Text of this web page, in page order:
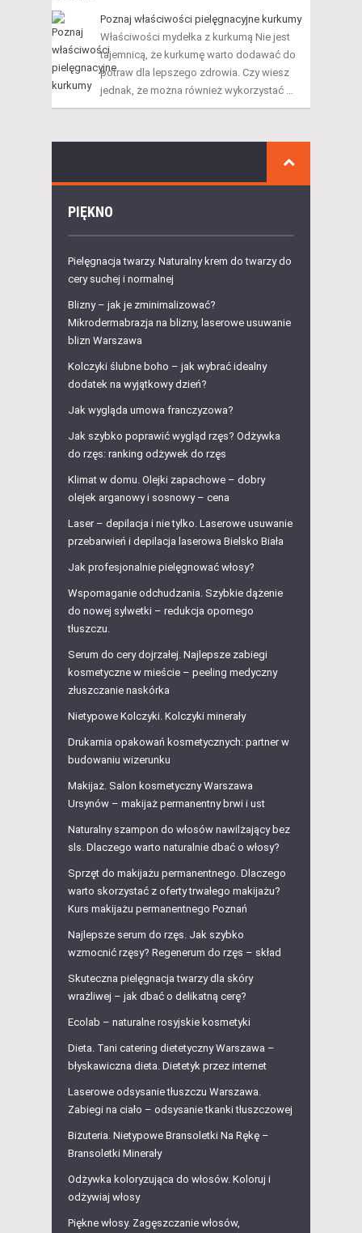
Poznaj właściwości pielęgnacyjne kurkumy
Właściwości mydełka z kurkumą Nie jest
tajemnicą, że kurkumę warto dodawać do
potraw dla lepszego zdrowia. Czy wiesz
jednak, że można również wykorzystać …
PIĘKNO
Pielęgnacja twarzy. Naturalny krem do twarzy do
cery suchej i normalnej
Blizny – jak je zminimalizować?
Mikrodermabrazja na blizny, laserowe usuwanie
blizn Warszawa
Kolczyki ślubne boho – jak wybrać idealny
dodatek na wyjątkowy dzień?
Jak wygląda umowa franczyzowa?
Jak szybko poprawić wygląd rzęs? Odżywka
do rzęs: ranking odżywek do rzęs
Klimat w domu. Olejki zapachowe – dobry
olejek arganowy i sosnowy – cena
Laser – depilacja i nie tylko. Laserowe usuwanie
przebarwień i depilacja laserowa Bielsko Biała
Jak profesjonalnie pielęgnować włosy?
Wspomaganie odchudzania. Szybkie dążenie
do nowej sylwetki – redukcja opornego
tłuszczu.
Serum do cery dojrzałej. Najlepsze zabiegi
kosmetyczne w mieście – peeling medyczny
złuszczanie naskórka
Nietypowe Kolczyki. Kolczyki minerały
Drukarnia opakowań kosmetycznych: partner w
budowaniu wizerunku
Makijaż. Salon kosmetyczny Warszawa
Ursynów – makijaż permanentny brwi i ust
Naturalny szampon do włosów nawilżający bez
sls. Dlaczego warto naturalnie dbać o włosy?
Sprzęt do makijażu permanentnego. Dlaczego
warto skorzystać z oferty trwałego makijażu?
Kurs makijażu permanentnego Poznań
Najlepsze serum do rzęs. Jak szybko
wzmocnić rzęsy? Regenerum do rzęs – skład
Skuteczna pielęgnacja twarzy dla skóry
wrażliwej – jak dbać o delikatną cerę?
Ecolab – naturalne rosyjskie kosmetyki
Dieta. Tani catering dietetyczny Warszawa –
błyskawiczna dieta. Dietetyk przez internet
Laserowe odsysanie tłuszczu Warszawa.
Zabiegi na ciało – odsysanie tkanki tłuszczowej
Biżuteria. Nietypowe Bransoletki Na Rękę –
Bransoletki Minerały
Odżywka koloryzująca do włosów. Koloruj i
odżywiaj włosy
Piękne włosy. Zagęszczanie włosów,